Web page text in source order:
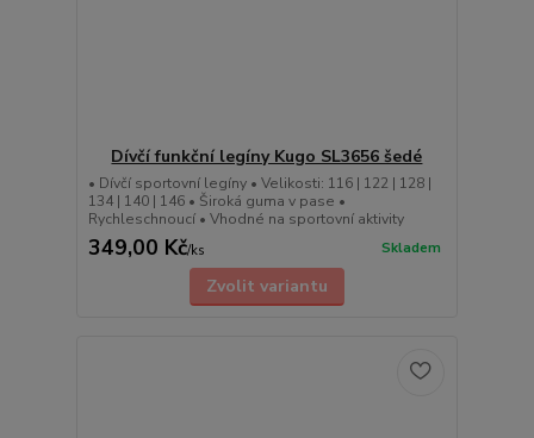
Dívčí funkční legíny Kugo SL3656 šedé
• Dívčí sportovní legíny • Velikosti: 116 | 122 | 128 |
134 | 140 | 146 • Široká guma v pase •
Rychleschnoucí • Vhodné na sportovní aktivity
349,00 Kč/ks Skladem
Zvolit variantu